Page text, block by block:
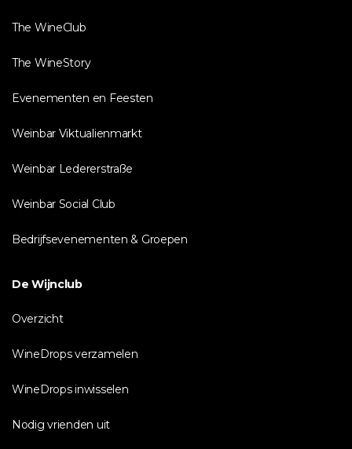
The WineClub
The WineStory
Evenementen en Feesten
Weinbar Viktualienmarkt
Weinbar Ledererstraße
Weinbar Social Club
Bedrijfsevenementen & Groepen
De Wijnclub
Overzicht
WineDrops verzamelen
WineDrops inwisselen
Nodig vrienden uit